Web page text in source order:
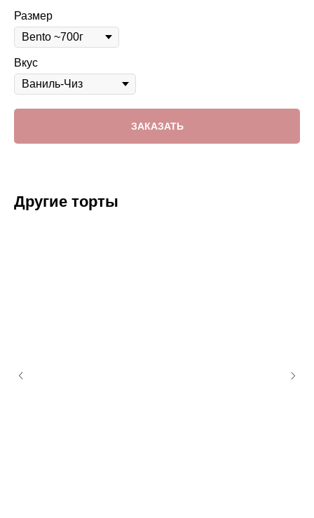
Размер
Вкус
ЗАКАЗАТЬ
Другие торты